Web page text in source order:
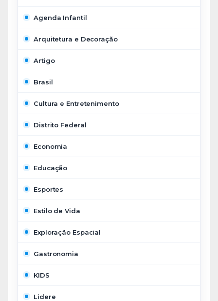
Agenda Infantil
Arquitetura e Decoração
Artigo
Brasil
Cultura e Entretenimento
Distrito Federal
Economia
Educação
Esportes
Estilo de Vida
Exploração Espacial
Gastronomia
KIDS
Lidere